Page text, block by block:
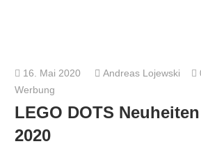
16. Mai 2020 Andreas Lojewski
Werbung
LEGO DOTS
2020